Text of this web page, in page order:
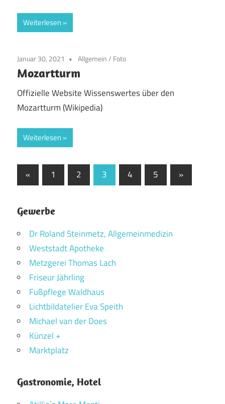
Weiterlesen
Januar 30, 2021 Allgemein/ Foto
Mozartturm
Offizielle Website Wissenswertes über den
Mozartturm (Wikipedia)
Weiterlesen
Seitennummerierung
der
Beiträge
« Vorherige
Beiträge
1 2 3 4 5
Nächste
Beiträge
»
Gewerbe
Dr Roland Steinmetz, Allgemeinmedizin
Weststadt Apotheke
Metzgerei Thomas Lach
Friseur Jährling
Fußpflege Waldhaus
Lichtbildatelier Eva Speith
Michael van der Does
Künzel +
Marktplatz
Gastronomie, Hotel